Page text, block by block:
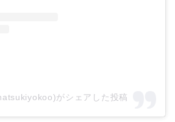
がシェアした投稿